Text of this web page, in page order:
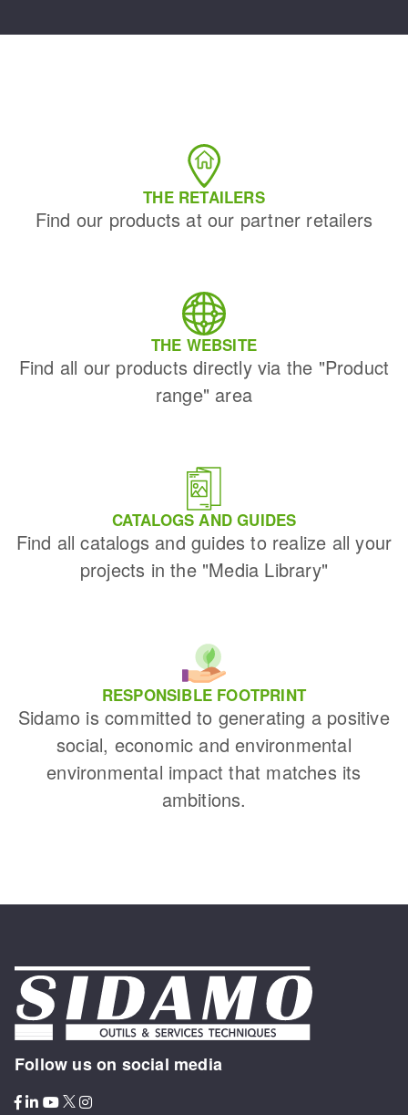
THE RETAILERS
Find our products at our partner retailers
THE WEBSITE
Find all our products directly via the "Product
range" area
CATALOGS AND GUIDES
Find all catalogs and guides to realize all your
projects in the "Media Library"
RESPONSIBLE FOOTPRINT
Sidamo is committed to generating a positive
social, economic and environmental
environmental impact that matches its
ambitions.
Follow us on social media